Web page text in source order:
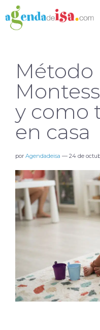
Método
y como
en casa
por Agendadeisa — 24 de